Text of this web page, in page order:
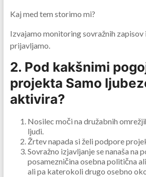
Kaj med tem storimo mi?
Izvajamo monitoring sovražnih zapisov
prijavljamo.
2. Pod kakšnimi
projekta Samo
aktivira?
Nosilec moči na družabnih
ljudi.
Žrtev napada si želi podpore
Sovražno izjavljanje se nanaša na
posamezničina osebna politična
ali pa katerokoli drugo osebno